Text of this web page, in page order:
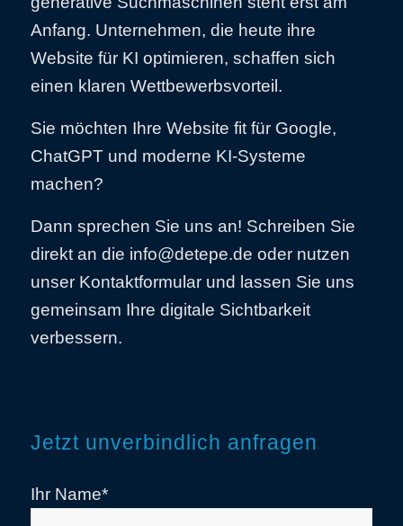
Anfang. Unternehmen, die heute ihre
Website für KI optimieren, schaffen sich
einen klaren Wettbewerbsvorteil.
Sie möchten Ihre Website fit für Google,
ChatGPT und moderne KI-Systeme
machen?
Dann sprechen Sie uns an! Schreiben Sie
direkt an die info@detepe.de oder nutzen
unser Kontaktformular und lassen Sie uns
gemeinsam Ihre digitale Sichtbarkeit
verbessern.
Jetzt unverbindlich anfragen
Ihr Name*